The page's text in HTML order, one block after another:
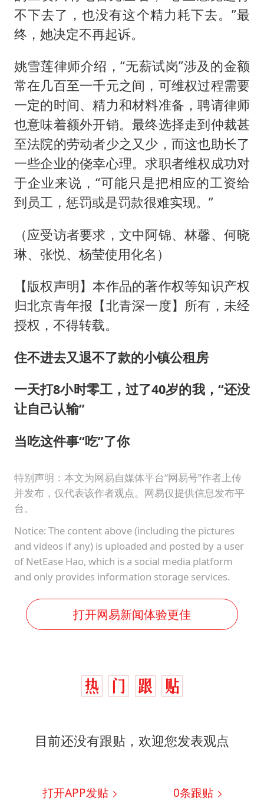
不下去了，也没有这个精力耗下去。”最
终，她决定不再起诉。
姚雪莲律师介绍，“无薪试岗”涉及的金额
常在几百至一千元之间，可维权过程需要
一定的时间、精力和材料准备，聘请律师
也意味着额外开销。最终选择走到仲裁甚
至法院的劳动者少之又少，而这也助长了
一些企业的侥幸心理。求职者维权成功对
于企业来说，“可能只是把相应的工资给
到员工，惩罚或是罚款很难实现。”
（应受访者要求，文中阿锦、林馨、何晓
琳、张悦、杨莹使用化名）
【版权声明】本作品的著作权等知识产权
归北京青年报【北青深一度】所有，未经
授权，不得转载。
住不进去又退不了款的小镇公租房
一天打8小时零工，过了40岁的我，“还没
让自己认输”
当吃这件事“吃”了你
特别声明：本文为网易自媒体平台“网易号”作者上传
并发布，仅代表该作者观点。网易仅提供信息发布平
台。
Notice: The content above (including the pictures
and videos if any) is uploaded and posted by a user
of NetEase Hao, which is a social media platform
and only provides information storage services.
打开网易新闻体验更佳
目前还没有跟贴，欢迎您发表观点
打开APP发贴 0条跟贴